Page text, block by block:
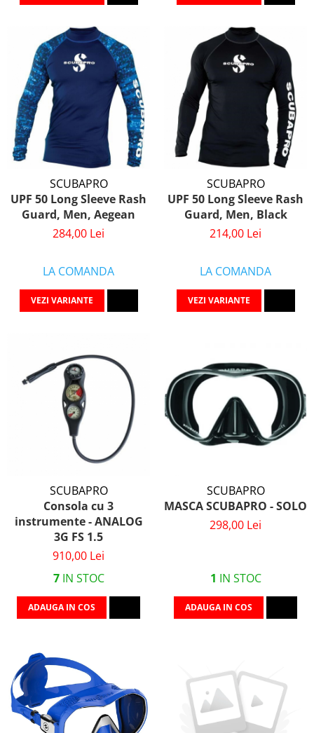
SCUBAPRO
UPF 50 Long Sleeve Rash
Guard, Men, Aegean
284,00 Lei
LA COMANDA
VEZI VARIANTE
SCUBAPRO
UPF 50 Long Sleeve Rash
Guard, Men, Black
214,00 Lei
LA COMANDA
VEZI VARIANTE
SCUBAPRO
Consola cu 3
instrumente - ANALOG
3G FS 1.5
910,00 Lei
7IN STOC
ADAUGA IN COS
SCUBAPRO
MASCA SCUBAPRO - SOLO
298,00 Lei
1 IN STOC
ADAUGA IN COS